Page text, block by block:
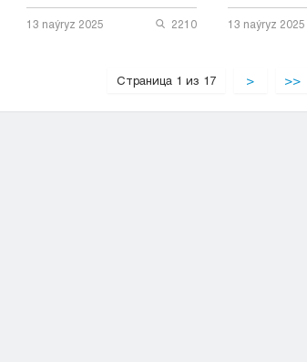
13 naýryz 2025 2210 13 naýryz 2025
Страница 1 из 17 > >>